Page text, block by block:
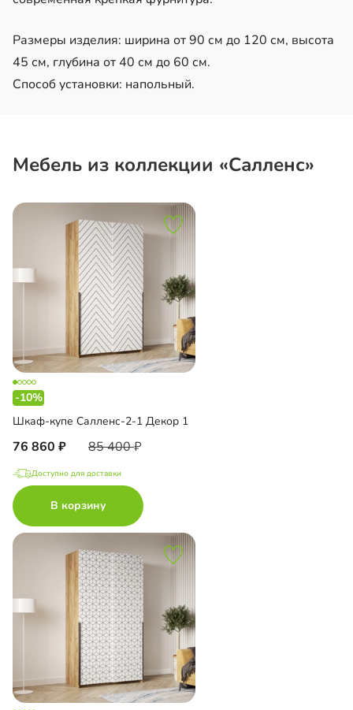
Размеры изделия: ширина от 90 см до 120 см, высота
45 см, глубина от 40 см до 60 см.
Способ установки: напольный.
Мебель из коллекции «Салленс»
-10%
Шкаф-купе Салленс-2-1 Декор 1
76 860 85 400
Доступно для доставки
В корзину